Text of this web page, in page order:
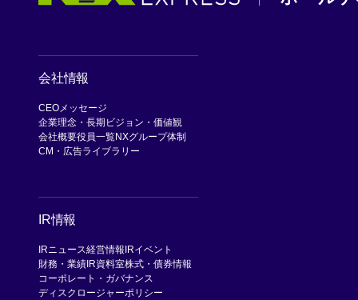
会社情報
CEOメッセージ
企業理念・長期ビジョン・価値観
会社概要役員一覧NXグループ体制
CM・広告ライブラリー
IR情報
IRニュース経営情報 IRイベント
財務・業績 IR資料室株式・債券情報
コーポレート・ガバナンス
ディスクロージャーポリシー